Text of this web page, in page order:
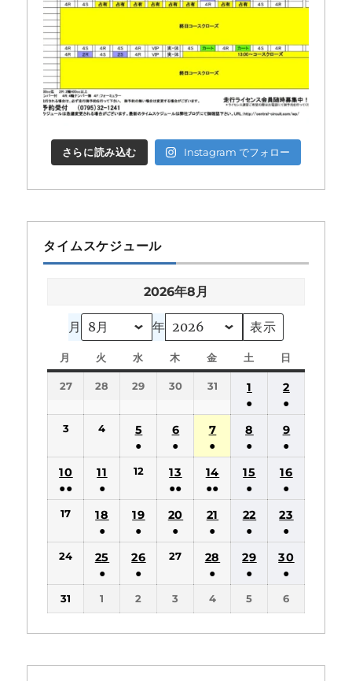
さらに読み込む Instagram でフォロー
タイムスケジュール
2026年8月
月 年
月
曜
日
火
曜
日
水
曜
日
木
曜
日
金
曜
土
曜
日
曜
27 28 29 30 31
1
●
(1
件
の
イ
ベ
ン
ト)
2
●
(1
件
の
イ
ベ
ン
ト)
3 4
5
●
(1
の
イ
ベ
ン
ト)
6
●
(1
件
の
イ
ベ
ン
7
●
(1
件
の
イ
ベ
ン
ト)
8
●
(1
件
の
イ
ベ
ン
ト)
9
●
(1
件
の
イ
ベ
ン
ト)
10
●●
(2
の
イ
ン
ト)
11
●
(1
件
の
イ
ベ
ン
ト)
12
13
●●
(2
件
の
イ
ン
ト)
14
●●
(2
件
の
イ
ベ
ン
ト)
15
●
(1
件
の
イ
ベ
ン
ト)
16
●
(1
件
の
イ
ベ
ン
ト)
17
18
●
(1
件
イ
ン
19
●
(1
件
イ
ン
20
●
(1
イ
ン
21
●
(1
件
イ
ン
22
●
(1
件
イ
ン
23
●
(1
件
イ
ン
24
25
●
26
●
27
28
●
29
●
30
●
31 1 2 3 4 5 6